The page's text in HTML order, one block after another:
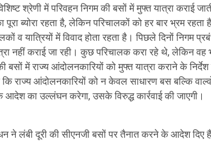
श्रेणी में परिवहन निगम की बसों में मुफ्त यात्रा कराई
ब्योरा रहता है, लेकिन परिचालकों को हर बार भ्रम
व यात्रियों में विवाद होता रहता है। पिछले दिनों निगम
नहीं कराई जा रही। कुछ परिचालक करा रहे थे, लेकिन वह
में राज्य आंदोलनकारियों को मुफ्त यात्रा कराने के निर्देश
राज्य आंदोलनकारियों को न केवल साधारण बस बल्कि
आदेश का उल्लंघन करेगा, उसके विरुद्ध कार्रवाई की जाएगी।
ने लंबी दूरी की सीएनजी बसों पर तैनात करने के आदेश